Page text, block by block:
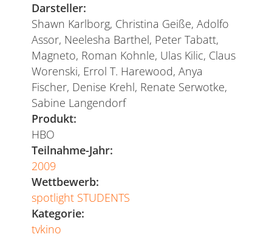
Darsteller:
Shawn Karlborg, Christina Geiße, Adolfo
Assor, Neelesha Barthel, Peter Tabatt,
Magneto, Roman Kohnle, Ulas Kilic, Claus
Worenski, Errol T. Harewood, Anya
Fischer, Denise Krehl, Renate Serwotke,
Sabine Langendorf
Produkt:
HBO
Teilnahme-Jahr:
2009
Wettbewerb:
spotlight STUDENTS
Kategorie:
tvkino